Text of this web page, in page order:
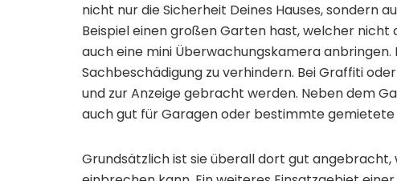
nicht nur die Sicherheit Deines Hauses, sondern
Beispiel einen großen Garten hast, welcher nicht
auch eine mini Überwachungskamera
Sachbeschädigung zu verhindern. Bei Graffiti
und zur Anzeige gebracht werden. Neben dem
auch gut für Garagen oder bestimmte
Grundsätzlich ist sie überall dort gut angebracht,